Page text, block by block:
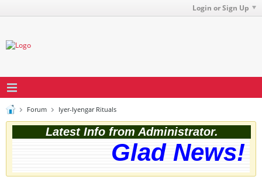
Login or Sign Up
Forum Iyer-Iyengar Rituals
Latest Info from Administrator.
Glad News!